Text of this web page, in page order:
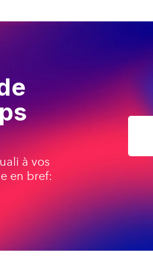
à vos
en bref: